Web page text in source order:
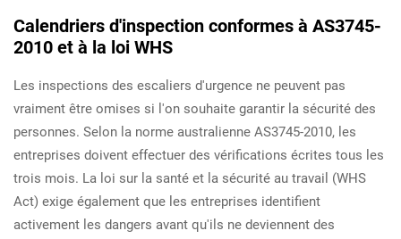
Calendriers d'inspection conformes à AS3745-
2010 et à la loi WHS
Les inspections des escaliers d'urgence ne peuvent pas
vraiment être omises si l'on souhaite garantir la sécurité des
personnes. Selon la norme australienne AS3745-2010, les
entreprises doivent effectuer des vérifications écrites tous les
trois mois. La loi sur la santé et la sécurité au travail (WHS
Act) exige également que les entreprises identifient
activement les dangers avant qu'ils ne deviennent des